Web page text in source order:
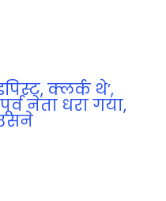
क्लर्क थे’,
नेता धरा गया,